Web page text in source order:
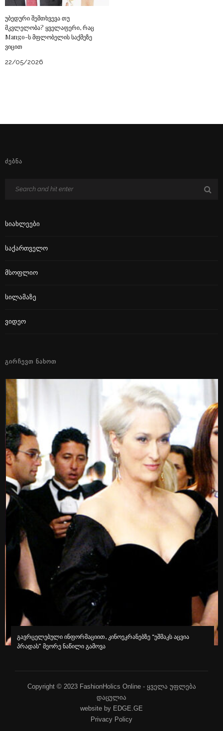
უბედური შემთხვევა თუ
მკვლელობა? ყველაფერი, რაც
Mango-ს მფლობელის საქმეზე
ვიცით
22/05/2026
ᲫᲔᲑᲜᲐ
Სიახლეები
Საქართველო
Მსოფლიო
Სილამაზე
Ვიდეო
ᲒᲘᲠᲩᲔᲕᲗ ᲜᲐᲮᲝᲗ
გავრცელებული ინფორმაციით, კინოეკრანებზე “ეშმაკს აცვია
პრადას” მეორე ნაწილი გამოვა
Copyright © 2023 FashionHolics Online - ყველა უფლება
დაცულია
website by EDGE.GE
Privacy Policy